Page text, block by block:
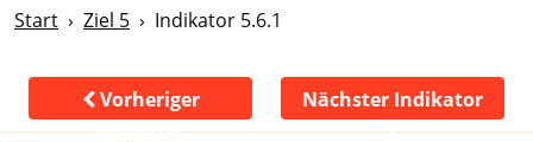
Start Ziel 5 Indikator 5.6.1
Vorheriger
Indikator
Nächster Indikator